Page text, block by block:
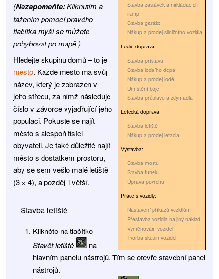
Stavba zastávek a nakládacích
ramp
Stavba garáže
Nákup a prodej silničního vozidla
Lodní doprava:
Stavba přístavu
Stavba lodního depa
Nákup a prodej lodě
Umístění bóje
Stavba průplavu a zdymadla
Letecká doprava:
Stavba letiště
Nákup a prodej letadla
Výstavba:
Stavba mostu
Stavba tunelu
Úprava povrchu
Práce s vozidly:
Nastavení příkazů vozidlům
Přestavba vozidla na jiný náklad
Vyměňování vozidel
Tvorba skupin vozidel
(Nezapomeňte:Kliknutím a
tažením pomocí pravého
tlačítka myši se můžete
pohybovat po mapě.)
Hledejte skupinu domů – to je
město. Každé město má svůj
název, který je zobrazen v
jeho středu, za nímž následuje
číslo v závorce vyjadřující jeho
populaci. Pokuste se najít
město s alespoň tisíci
obyvateli. Je také důležité najít
město s dostatkem prostoru,
aby se sem vešlo malé letiště
(3 × 4), a později i větší.
Stavba letiště
Klikněte na tlačítko
Stavět letiště
na
hlavním panelu nástrojů. Tím se otevře stavební panel
nástrojů.